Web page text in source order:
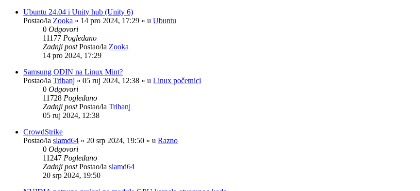
Ubuntu 24.04 i Unity hub (Unity 6)
Postao/la Zooka » 14 pro 2024, 17:29 » u Ubuntu
0 Odgovori
11177 Pogledano
Zadnji postPostao/la Zooka
14 pro 2024, 17:29
Samsung ODIN na Linux Mint?
Postao/la Tribanj » 05 ruj 2024, 12:38 » u Linux početnici
0 Odgovori
11728 Pogledano
Zadnji postPostao/la Tribanj
05 ruj 2024, 12:38
CrowdStrike
Postao/la slamd64 » 20 srp 2024, 19:50 » u Razno
0 Odgovori
11247 Pogledano
Zadnji postPostao/la slamd64
20 srp 2024, 19:50